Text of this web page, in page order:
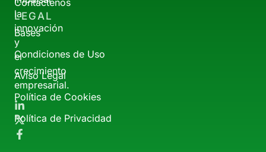
la
innovación
y
el
crecimiento
empresarial.
Contáctenos
LEGAL
Bases
Condiciones de Uso
Aviso Legal
Política de Cookies
Política de Privacidad